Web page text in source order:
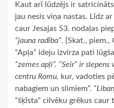
Kaut arī lūdzējs ir
jau nesis viņa nastas. Līdz
caur Jesajas 53. nodaļas
“jauna radība”. [Skat., piem.,
“Apļa” ideju izvirza pati
“zemes apļi”. “Seir” ir
centru Romu, kur, vadoties
nabagiem un slimiem”.
“šķīsta” cilvēku grēkus